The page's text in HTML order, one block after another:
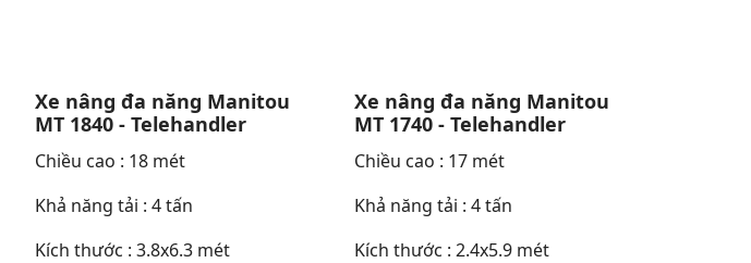
Xe nâng đa năng Manitou
MT 1840 - Telehandler
Chiều cao : 18 mét
Khả năng tải : 4 tấn
Kích thước : 3.8x6.3 mét
Xe nâng đa năng Manitou
MT 1740 - Telehandler
Chiều cao : 17 mét
Khả năng tải : 4 tấn
Kích thước : 2.4x5.9 mét